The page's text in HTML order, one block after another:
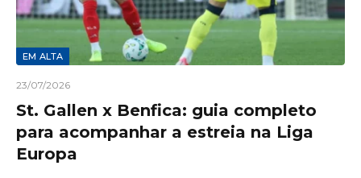
EM ALTA
23/07/2026
St. Gallen x Benfica: guia completo
para acompanhar a estreia na Liga
Europa